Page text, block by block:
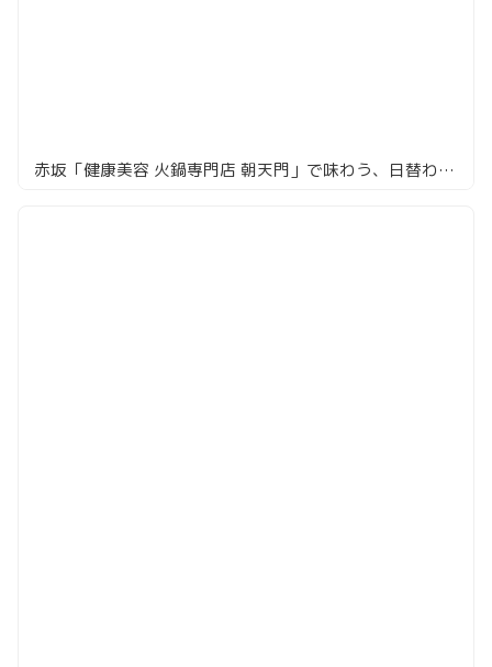
赤坂「健康美容 火鍋専門店 朝天門」で味わう、日替わりチャーハン！